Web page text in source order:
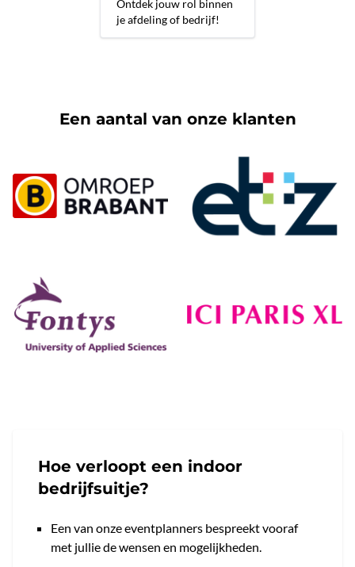
Ontdek jouw rol binnen
je afdeling of bedrijf!
Een aantal van onze klanten
Hoe verloopt een indoor
bedrijfsuitje?
Een van onze eventplanners bespreekt vooraf
met jullie de wensen en mogelijkheden.